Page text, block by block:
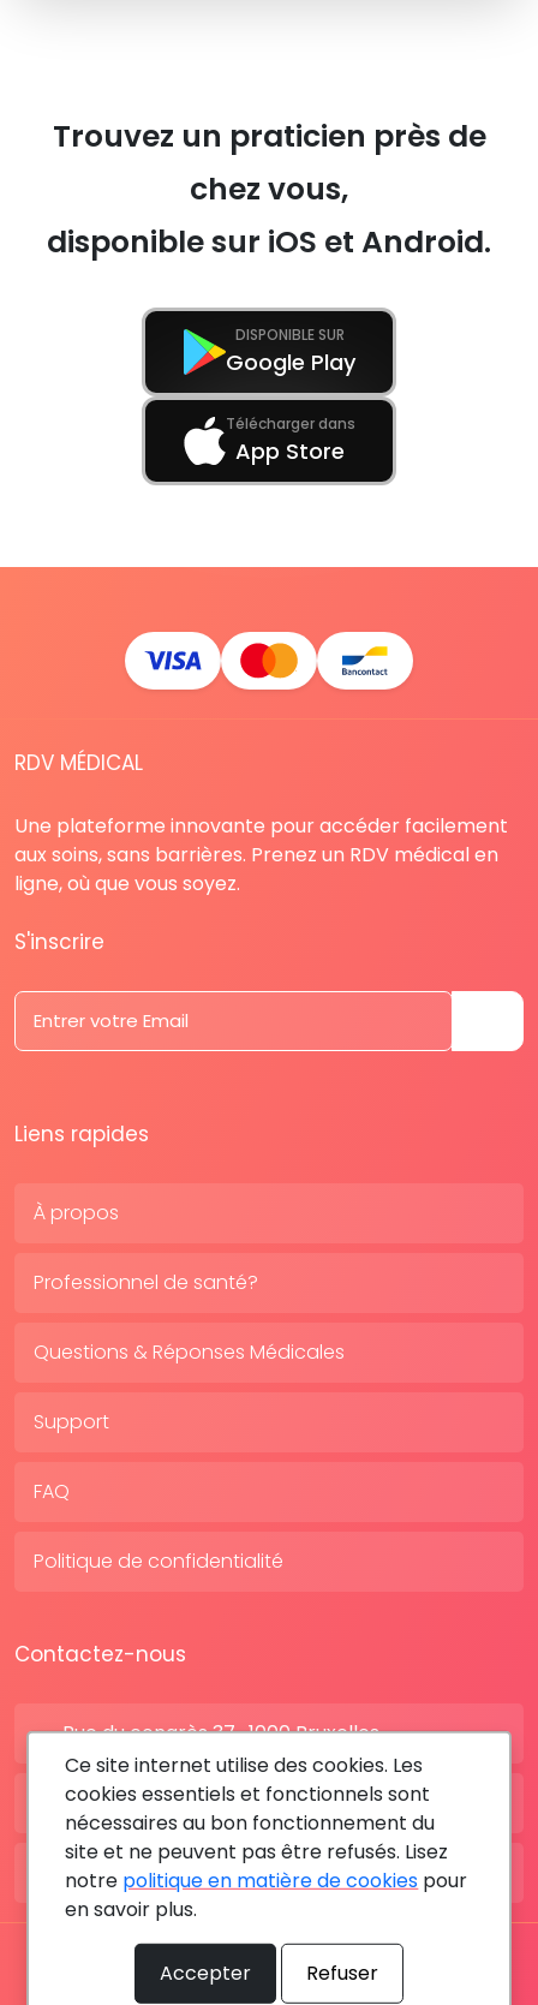
Trouvez un praticien près de
chez vous,
disponible sur iOS et Android.
DISPONIBLE SUR
Google Play
Télécharger dans
App Store
RDV MÉDICAL
Une plateforme innovante pour accéder facilement
aux soins, sans barrières. Prenez un RDV médical en
ligne, où que vous soyez.
S'inscrire
Liens rapides
À propos
Professionnel de santé?
Questions & Réponses Médicales
Support
FAQ
Politique de confidentialité
Contactez-nous
Rue du congrès 37 , 1000 Bruxelles
BE: +32 28080227
FR: +33 183642895
Tous les droits sont réservés © 2026 RDV MÉDICAL By
MediaSatCom
Ce site internet utilise des cookies. Les
cookies essentiels et fonctionnels sont
nécessaires au bon fonctionnement du
site et ne peuvent pas être refusés. Lisez
notre politique en matière de cookies pour
en savoir plus.
Accepter Refuser